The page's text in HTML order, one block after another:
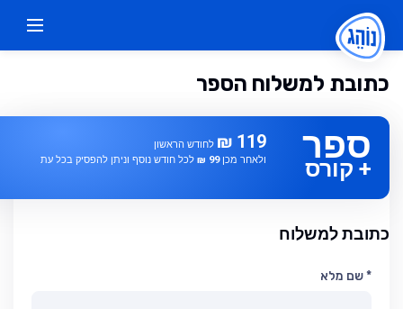
כתובת למשלוח הספר
ספר
+ קורס
119 ₪
לחודש הראשון
ולאחר מכן99 ₪ לכל חודש נוסף וניתן להפסיק בכל עת
כתובת למשלוח
* שם מלא